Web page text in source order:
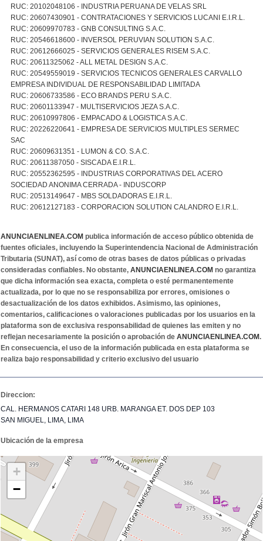
RUC: 20102048106 - INDUSTRIA PERUANA DE VELAS SRL
RUC: 20607430901 - CONTRATACIONES Y SERVICIOS LUCANI E.I.R.L.
RUC: 20609970783 - GNB CONSULTING S.A.C.
RUC: 20546618600 - INVERSOL PERUVIAN SOLUTION S.A.C.
RUC: 20612666025 - SERVICIOS GENERALES RISEM S.A.C.
RUC: 20611325062 - ALL METAL DESIGN S.A.C.
RUC: 20549559019 - SERVICIOS TECNICOS GENERALES CARVALLO
EMPRESA INDIVIDUAL DE RESPONSABILIDAD LIMITADA
RUC: 20606733586 - ECO BRANDS PERU S.A.C.
RUC: 20601133947 - MULTISERVICIOS JEZA S.A.C.
RUC: 20610997806 - EMPACADO & LOGISTICA S.A.C.
RUC: 20226220641 - EMPRESA DE SERVICIOS MULTIPLES SERMEC
SAC
RUC: 20609631351 - LUMON & CO. S.A.C.
RUC: 20611387050 - SISCADA E.I.R.L.
RUC: 20552362595 - INDUSTRIAS CORPORATIVAS DEL ACERO
SOCIEDAD ANONIMA CERRADA - INDUSCORP
RUC: 20513149647 - MBS SOLDADORAS E.I.R.L.
RUC: 20612127183 - CORPORACION SOLUTION CALANDRO E.I.R.L.
ANUNCIAENLINEA.COM publica información de acceso público obtenida de
fuentes oficiales, incluyendo la Superintendencia Nacional de Administración
Tributaria (SUNAT), así como de otras bases de datos públicas o privadas
consideradas confiables. No obstante, ANUNCIAENLINEA.COM no garantiza
que dicha información sea exacta, completa o esté permanentemente
actualizada, por lo que no se responsabiliza por errores, omisiones o
desactualización de los datos exhibidos. Asimismo, las opiniones,
comentarios, calificaciones o valoraciones publicadas por los usuarios en la
plataforma son de exclusiva responsabilidad de quienes las emiten y no
reflejan necesariamente la posición o aprobación de ANUNCIAENLINEA.COM.
En consecuencia, el uso de la información publicada en esta plataforma se
realiza bajo responsabilidad y criterio exclusivo del usuario
Direccion:
CAL. HERMANOS CATARI 148 URB. MARANGA ET. DOS DEP 103
SAN MIGUEL, LIMA, LIMA
Ubicación de la empresa
+
−